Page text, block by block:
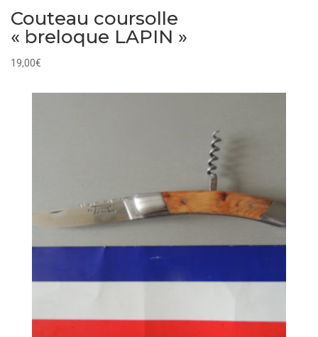
Couteau coursolle
« breloque LAPIN »
19,00€